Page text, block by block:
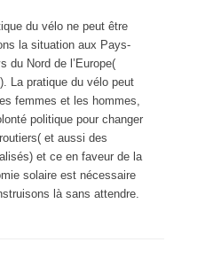
du vélo ne peut être
la situation aux Pays-
du Nord de l’Europe(
La pratique du vélo peut
femmes et les hommes,
politique pour changer
et aussi des
et ce en faveur de la
solaire est nécessaire
là sans attendre.